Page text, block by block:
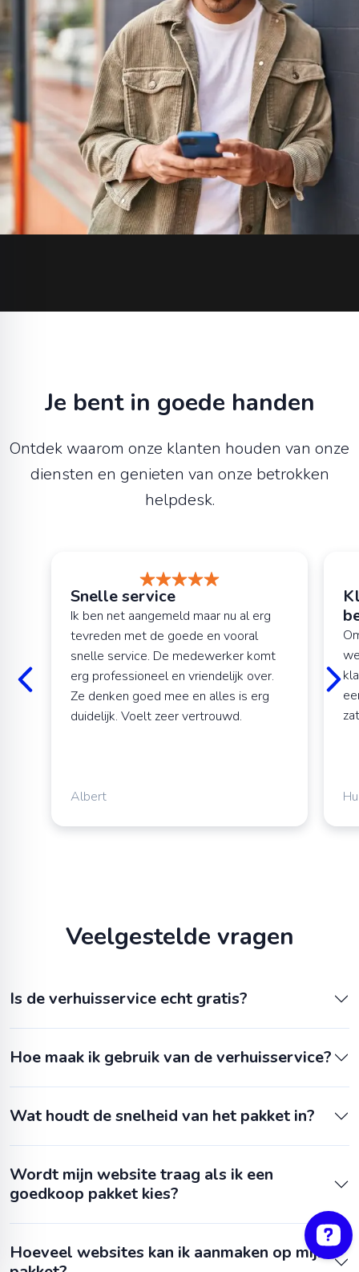
Je bent in goede handen
Ontdek waarom onze klanten houden van onze
diensten en genieten van onze betrokken
helpdesk.
Snelle service
Ik ben net aangemeld maar nu al erg
tevreden met de goede en vooral
snelle service. De medewerker komt
erg professioneel en vriendelijk over.
Ze denken goed mee en alles is erg
duidelijk. Voelt zeer vertrouwd.
Albert
Veelgestelde vragen
Is de verhuisservice echt gratis?
Hoe maak ik gebruik van de verhuisservice?
Wat houdt de snelheid van het pakket in?
Wordt mijn website traag als ik een
goedkoop pakket kies?
Hoeveel websites kan ik aanmaken op mijn